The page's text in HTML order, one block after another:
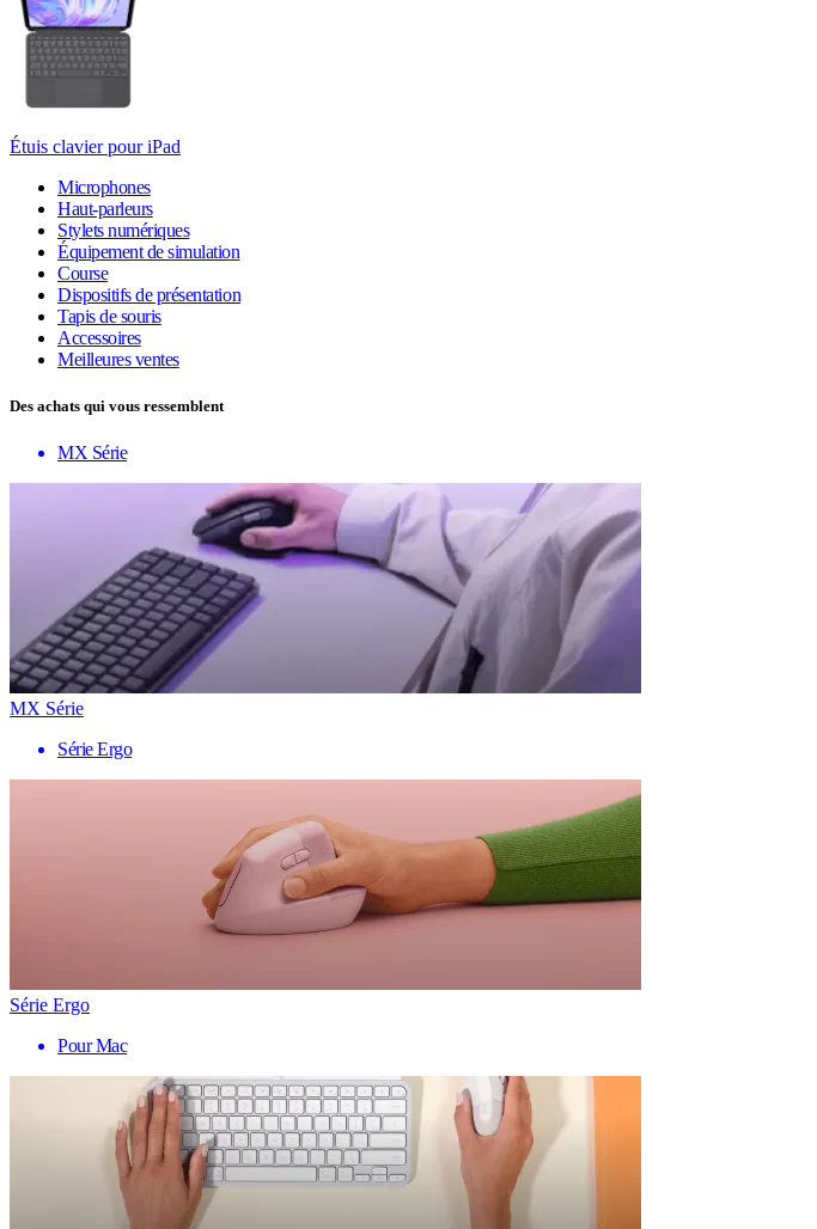
Étuis clavier pour iPad
Microphones
Haut-parleurs
Stylets numériques
Équipement de simulation
Course
Dispositifs de présentation
Tapis de souris
Accessoires
Meilleures ventes
Des achats qui vous ressemblent
MX Série
MX Série
Série Ergo
Série Ergo
Pour Mac